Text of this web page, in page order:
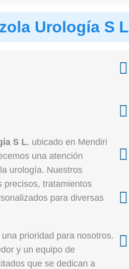
Urología S L
S L, ubicado en Mendiri
una atención
urología. Nuestros
precisos, tratamientos
para diversas
una prioridad para nosotros.
y un equipo de
que se dedican a